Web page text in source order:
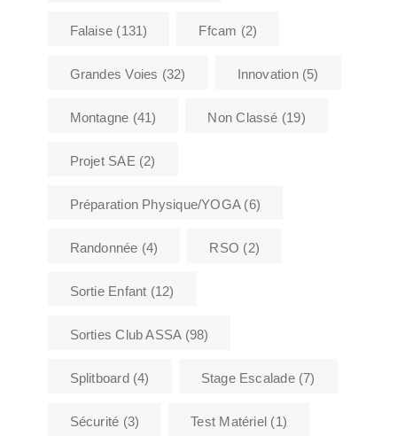
Falaise (131) Ffcam (2)
Grandes Voies (32) Innovation(5)
Montagne (41) Non Classé (19)
Projet SAE (2)
Préparation Physique/YOGA(6)
Randonnée (4) RSO (2)
Sortie Enfant (12)
Sorties Club ASSA(98)
Splitboard(4) Stage Escalade(7)
Sécurité (3) Test Matériel (1)